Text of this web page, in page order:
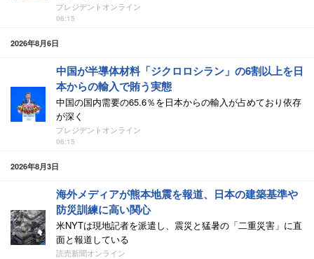
プレジデントオンライン
06:15
2026年8月6日
中国が半導体材料「ジクロロシラン」の6割以上を日
本からの輸入で賄う実態
中国の国内需要の65.6％を日本からの輸入が占めており依存
が深く
プレジデントオンライン
06:15
2026年8月3日
海外メディアが熊本地震を報道、日本の建築基準や
防災訓練に高い関心
米NYTは現地記者を派遣し、震災と猛暑の「二重災害」に直
面と報道している
読売新聞オンライン